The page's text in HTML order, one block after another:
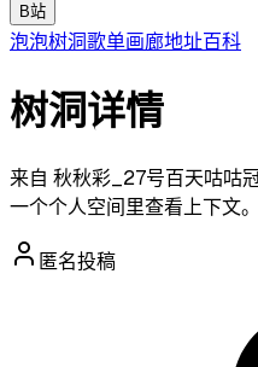
B站
泡泡树洞歌单画廊地址百科
树洞详情
来自 秋秋彩_27号百天咕咕
一个个人空间里查看上下文。
匿名投稿